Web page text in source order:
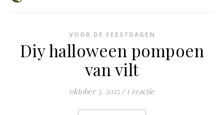
VOOR DE FEESTDAGEN
Diy halloween pompoen
van vilt
oktober 3, 2025 / 1 reactie